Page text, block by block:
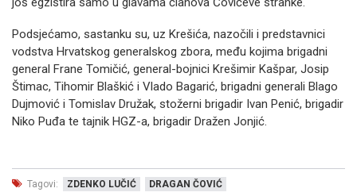
Podsjećamo, sastanku su, uz Krešića, nazočili i predstavnici
vodstva Hrvatskog generalskog zbora, među kojima brigadni
general Frane Tomičić, general-bojnici Krešimir Kašpar, Josip
Štimac, Tihomir Blaškić i Vlado Bagarić, brigadni generali Blago
Dujmović i Tomislav Družak, stožerni brigadir Ivan Penić, brigadir
Niko Puđa te tajnik HGZ-a, brigadir Dražen Jonjić.
Tagovi: ZDENKO LUČIĆ DRAGAN ČOVIĆ